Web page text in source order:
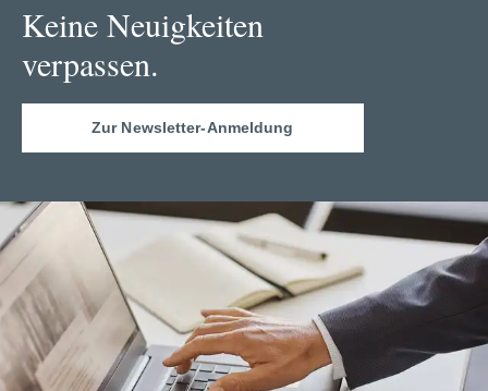
Keine Neuigkeiten
verpassen.
Zur Newsletter-Anmeldung